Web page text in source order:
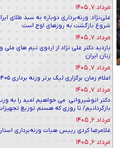
مرداد ۷, ۱۴۰۵
علی‌نژاد: وزنه‌برداری دوباره به سبد طلای
شروع بازگشت به روزهای اوج است
مرداد ۷, ۱۴۰۵
بازدید دکتر علی نژاد از اردوی تیم های ملی
زنان ایران
مرداد ۷, ۱۴۰۵
اعلام زمان برگزاری لیگ برتر وزنه برداری ۱۴۰۵
مرداد ۷, ۱۴۰۵
دکتر انوشیروانی: می خواهیم امید را به
بازگردانیم/ تا روزی که هستم توزیع
مرداد ۶, ۱۴۰۵
غلامرضا کردی رییس هیات وزنه‌برداری
مرداد ۶, ۱۴۰۵